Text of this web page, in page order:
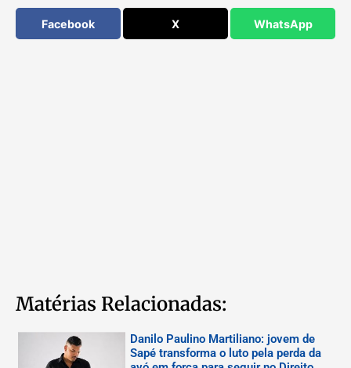
Facebook X WhatsApp
Matérias Relacionadas:
Danilo Paulino Martiliano: jovem de
Sapé transforma o luto pela perda da